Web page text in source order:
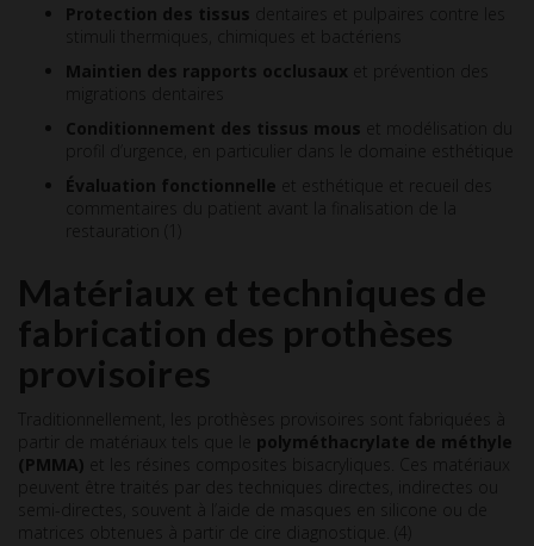
Protection des tissus dentaires et pulpaires contre les
stimuli thermiques, chimiques et bactériens
Maintien des rapports occlusaux et prévention des
migrations dentaires
Conditionnement des tissus mous et modélisation du
profil d’urgence, en particulier dans le domaine esthétique
Évaluation fonctionnelle et esthétique et recueil des
commentaires du patient avant la finalisation de la
restauration (1)
Matériaux et techniques de
fabrication des prothèses
provisoires
Traditionnellement, les prothèses provisoires sont fabriquées à
partir de matériaux tels que le polyméthacrylate de méthyle
(PMMA) et les résines composites bisacryliques. Ces matériaux
peuvent être traités par des techniques directes, indirectes ou
semi-directes, souvent à l’aide de masques en silicone ou de
matrices obtenues à partir de cire diagnostique. (4)